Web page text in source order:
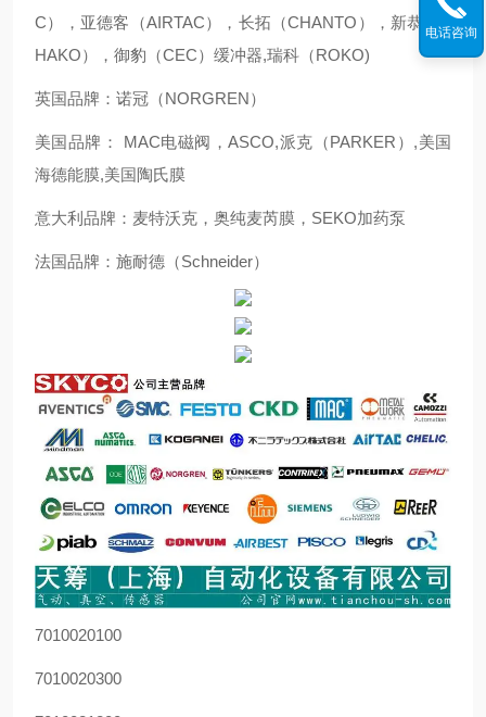
C），亚德客（AIRTAC），长拓（CHANTO），新恭（S
HAKO），御豹（CEC）缓冲器,瑞科（ROKO)
英国品牌：诺冠（NORGREN）
美国品牌： MAC电磁阀，ASCO,派克（PARKER）,美国
海德能膜,美国陶氏膜
意大利品牌：麦特沃克，奥纯麦芮膜，SEKO加药泵
法国品牌：施耐德（Schneider）
7010020100
7010020300
电话咨询